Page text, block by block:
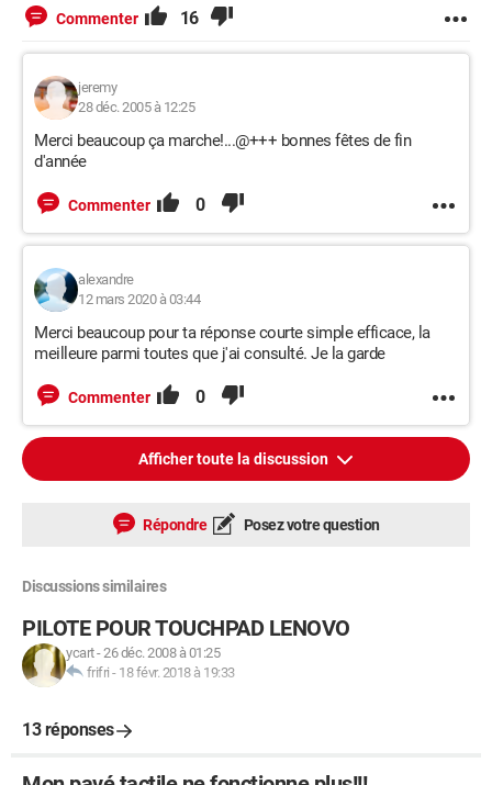
Commenter 16
jeremy
28 déc. 2005 à 12:25
Merci beaucoup ça marche!...@+++ bonnes fêtes de fin
d'année
Commenter 0
alexandre
12 mars 2020 à 03:44
Merci beaucoup pour ta réponse courte simple efficace, la
meilleure parmi toutes que j'ai consulté. Je la garde
Commenter 0
Afficher toute la discussion
Répondre Posez votre question
Discussions similaires
PILOTE POUR TOUCHPAD LENOVO
ycart-26 déc. 2008 à 01:25
frifri - 18 févr. 2018 à 19:33
13 réponses